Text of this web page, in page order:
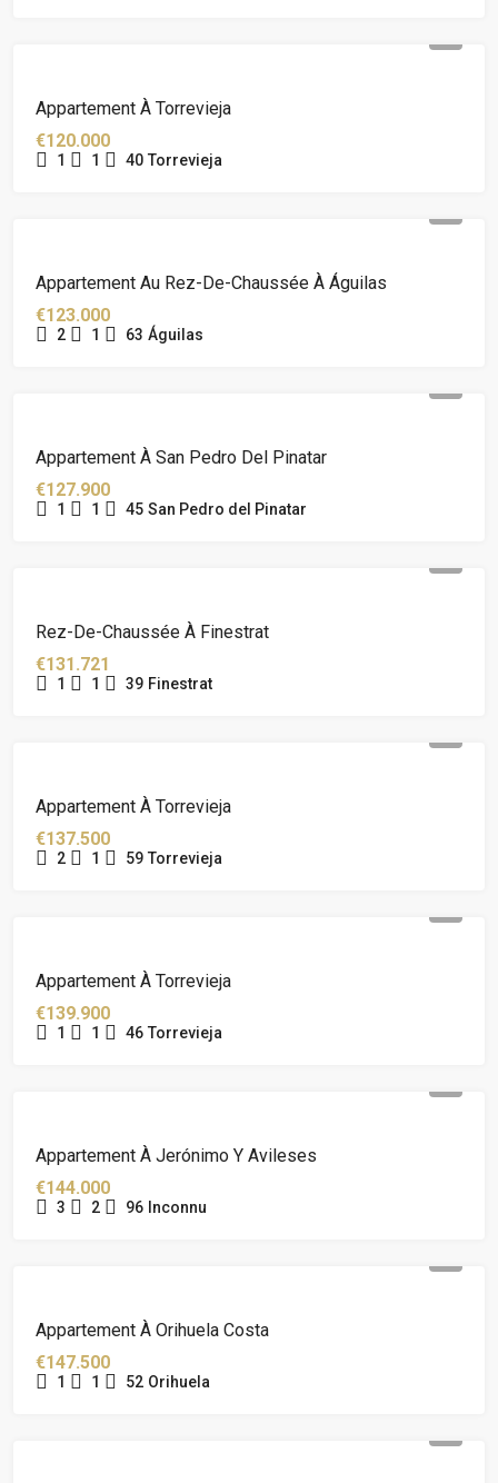
Appartement À Torrevieja
€120.000
1 1 40 Torrevieja
Appartement Au Rez-De-Chaussée À Águilas
€123.000
2 1 63 Águilas
Appartement À San Pedro Del Pinatar
€127.900
1 1 45 San Pedro del Pinatar
Rez-De-Chaussée À Finestrat
€131.721
1 1 39 Finestrat
Appartement À Torrevieja
€137.500
2 1 59 Torrevieja
Appartement À Torrevieja
€139.900
1 1 46 Torrevieja
Appartement À Jerónimo Y Avileses
€144.000
3 2 96 Inconnu
Appartement À Orihuela Costa
€147.500
1 1 52 Orihuela